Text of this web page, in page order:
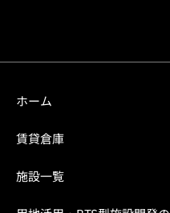
ホーム
賃貸倉庫
施設一覧